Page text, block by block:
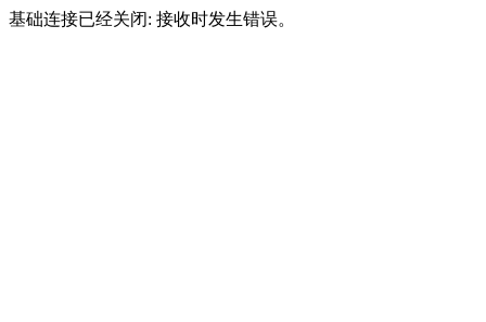
基础连接已经关闭: 接收时发生错误。